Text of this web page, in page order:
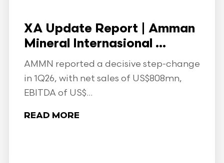
XA Update Report | Amman
Mineral Internasional ...
AMMN reported a decisive step-change
in 1Q26, with net sales of US$808mn,
EBITDA of US$...
READ MORE